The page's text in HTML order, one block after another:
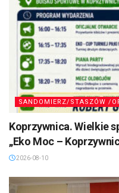
SANDOMIERZ/STASZÓW /
Koprzywnica. Wielkie
„Eko Moc –
2026-08-10